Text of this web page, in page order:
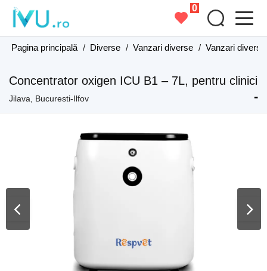
0
Pagina principală / Diverse / Vanzari diverse / Vanzari
Concentrator oxigen ICU B1 – 7L, pentru clinici
Jilava, Bucuresti-Ilfov -